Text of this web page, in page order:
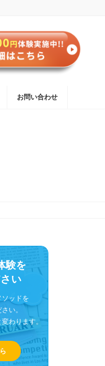
お問い合わせ
験を
い
ッドを
い。
わります。